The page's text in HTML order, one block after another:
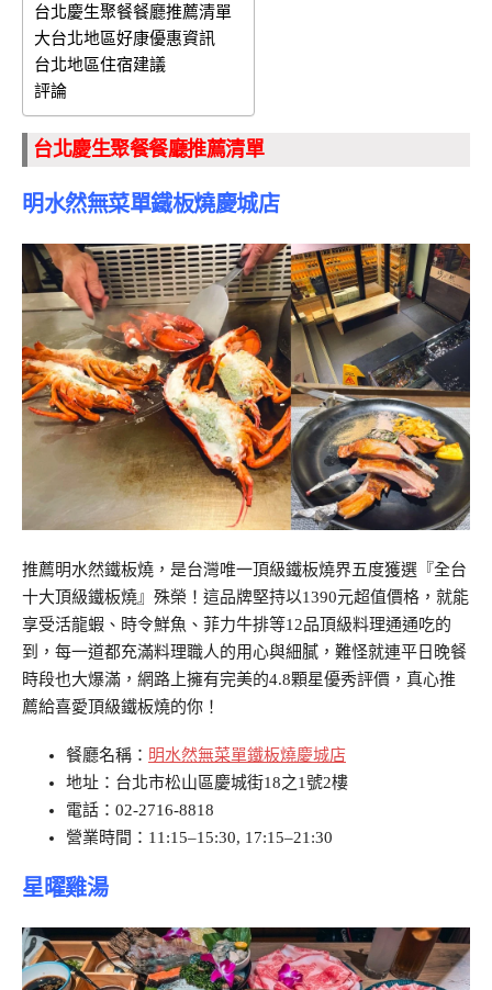
台北慶生聚餐餐廳推薦清單
大台北地區好康優惠資訊
台北地區住宿建議
評論
台北慶生聚餐餐廳推薦清單
明水然無菜單鐵板燒慶城店
推薦明水然鐵板燒，是台灣唯一頂級鐵板燒界五度獲選『全台
十大頂級鐵板燒』殊榮！這品牌堅持以1390元超值價格，就能
享受活龍蝦、時令鮮魚、菲力牛排等12品頂級料理通通吃的
到，每一道都充滿料理職人的用心與細膩，難怪就連平日晚餐
時段也大爆滿，網路上擁有完美的4.8顆星優秀評價，真心推
薦給喜愛頂級鐵板燒的你！
餐廳名稱： 明水然無菜單鐵板燒慶城店
地址：台北市松山區慶城街18之1號2樓
電話：02-2716-8818
營業時間：11:15–15:30, 17:15–21:30
星曜雞湯